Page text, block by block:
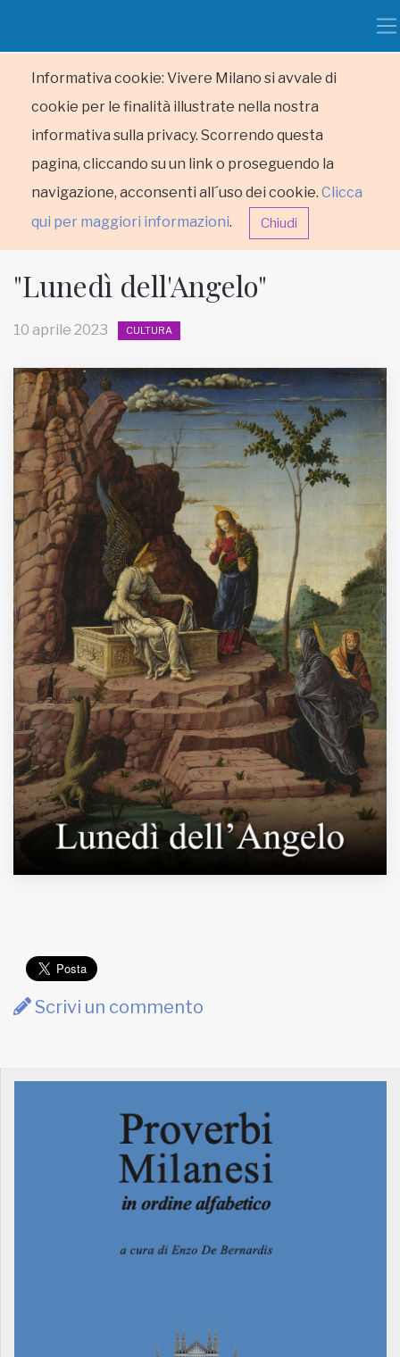
Informativa cookie: Vivere Milano si avvale di
cookie per le finalità illustrate nella nostra
informativa sulla privacy. Scorrendo questa
pagina, cliccando su un link o proseguendo la
navigazione, acconsenti all´uso dei cookie. Clicca
qui per maggiori informazioni. Chiudi
RUBRICHE
MUNICIPI
Inviateci le vostre segnalazioni
Iscriviti alla newsletter
www.viveremilano.info
Fondato e diretto da Enzo De
Bernardis
EDB edizioni - Via Brivio angolo C.
Imbonati, 89 20159 Milano (Italia)
Informativa sulla privacy
"Lunedì dell'Angelo"
10 aprile 2023 CULTURA
Scrivi un commento